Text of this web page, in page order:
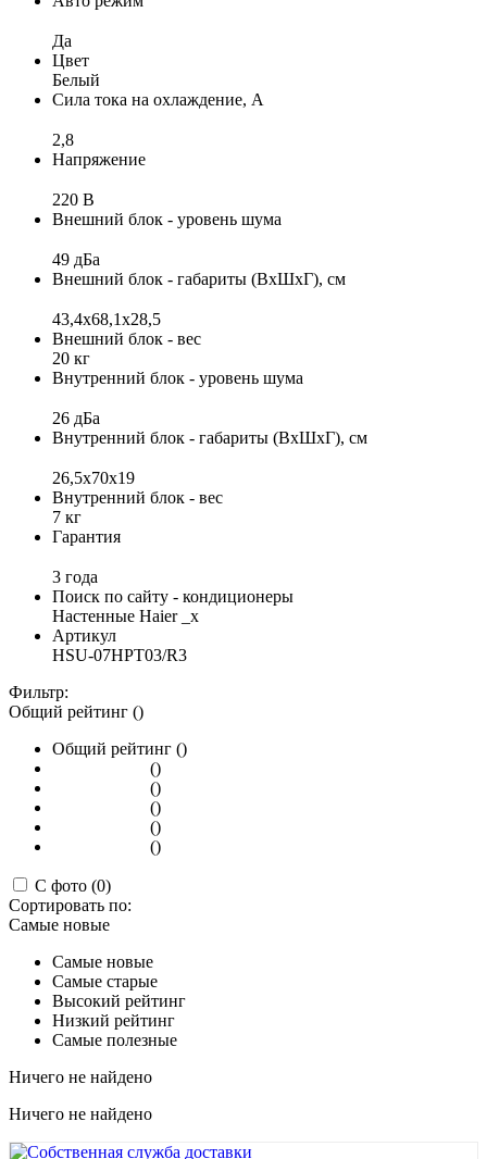
Да
Цвет
Белый
Сила тока на охлаждение, А
2,8
Напряжение
220 В
Внешний блок - уровень шума
49 дБа
Внешний блок - габариты (ВхШхГ), см
43,4x68,1x28,5
Внешний блок - вес
20 кг
Внутренний блок - уровень шума
26 дБа
Внутренний блок - габариты (ВхШхГ), см
26,5x70x19
Внутренний блок - вес
7 кг
Гарантия
3 года
Поиск по сайту - кондиционеры
Настенные Haier _x
Артикул
HSU-07HPT03/R3
Фильтр:
Общий рейтинг ()
Общий рейтинг ()
()
()
()
()
()
С фото (0)
Сортировать по:
Самые новые
Самые новые
Самые старые
Высокий рейтинг
Низкий рейтинг
Самые полезные
Ничего не найдено
Ничего не найдено